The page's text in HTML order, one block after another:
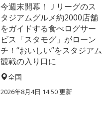
今週末開幕！Ｊリーグのス
タジアムグルメ約2000店舗
をガイドする食べログサー
ビス「スタモグ」がローン
チ！“おいしい”をスタジアム
観戦の入り口に
全国
2026年8月4日 14:50更新